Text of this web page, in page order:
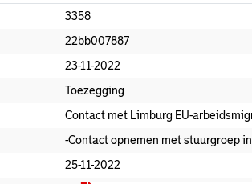
3358
22bb007887
23-11-2022
Toezegging
Contact met Limburg EU-
-Contact opnemen met stuurgroep
25-11-2022